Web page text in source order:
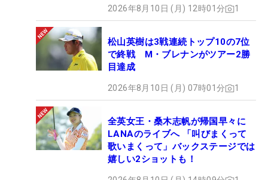
2026年8月10日 (月) 12時01分 1
松山英樹は3戦連続トップ10の7位
で終戦 M・ブレナンがツアー2勝
目達成
2026年8月10日 (月) 07時01分 1
全英女王・桑木志帆が帰国早々に
LANAのライブへ 「叫びまくって
歌いまくって」バックステージでは
嬉しい2ショットも！